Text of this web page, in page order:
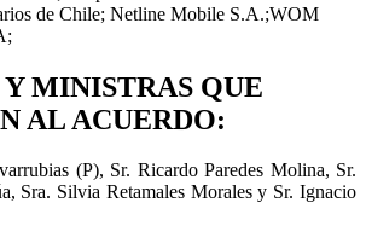
de Chile; Netline Mobile S.A.;WOM
MINISTRAS QUE
AL ACUERDO:
(P), Sr. Ricardo Paredes Molina, Sr.
Sra. Silvia Retamales Morales y Sr. Ignacio